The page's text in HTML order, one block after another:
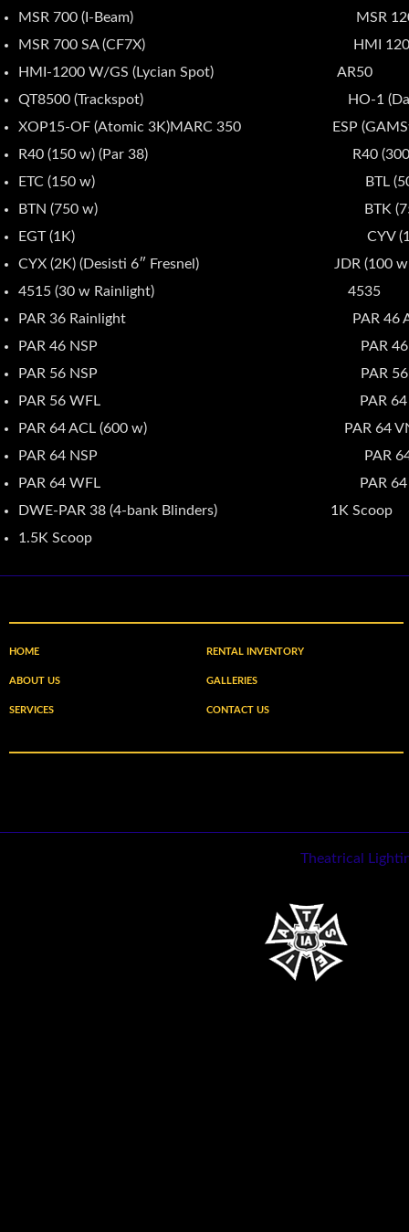
MSR 700 (I-Beam) MSR 1200
MSR 700 SA (CF7X) HMI 1200 W/S
HMI-1200 W/GS (Lycian Spot) AR50
QT8500 (Trackspot) HO-1
XOP15-OF (Atomic 3K)MARC 350 ESP
R40 (150 w) (Par 38) R40 (300 w)
ETC (150 w) BTL (500
BTN (750 w) BTK (750
EGT (1K) CYV (1K) (Desisti
CYX (2K) (Desisti 6″ Fresnel) JDR (100 w
4515 (30 w Rainlight) 4535
PAR 36 Rainlight PAR 46
PAR 46 NSP PAR 46
PAR 56 NSP PAR 56
PAR 56 WFL PAR 64 ACL
PAR 64 ACL (600 w) PAR 64
PAR 64 NSP PAR 64
PAR 64 WFL PAR 64 MFL
DWE-PAR 38 (4-bank Blinders) 1K Scoop
1.5K Scoop
HOME RENTAL INVENTORY
ABOUT US GALLERIES
SERVICES CONTACT US
Theatrical